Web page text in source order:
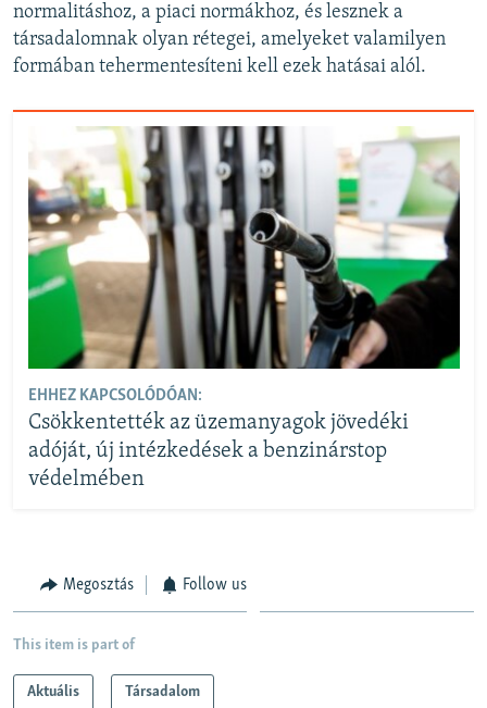
normalitáshoz, a piaci normákhoz, és lesznek a
társadalomnak olyan rétegei, amelyeket valamilyen
formában tehermentesíteni kell ezek hatásai alól.
EHHEZ KAPCSOLÓDÓAN:
Csökkentették az üzemanyagok jövedéki
adóját, új intézkedések a benzinárstop
védelmében
Megosztás Follow us
This item is part of
Aktuális Társadalom